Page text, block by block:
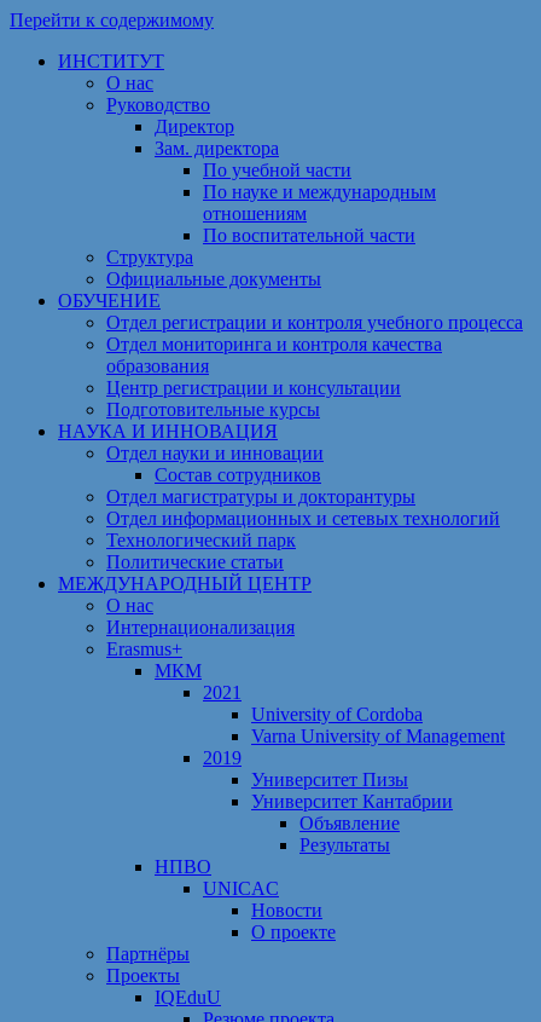
Перейти к содержимому
ИНСТИТУТ
О нас
Руководство
Директор
Зам. директора
По учебной части
По науке и международным
отношениям
По воспитательной части
Структура
Официальные документы
ОБУЧЕНИЕ
Отдел регистрации и контроля учебного процесса
Отдел мониторинга и контроля качества
образования
Центр регистрации и консультации
Подготовительные курсы
НАУКА И ИННОВАЦИЯ
Отдел науки и инновации
Состав сотрудников
Отдел магистратуры и докторантуры
Отдел информационных и сетевых технологий
Технологический парк
Политические статьи
МЕЖДУНАРОДНЫЙ ЦЕНТР
О нас
Интернационализация
Erasmus+
МКМ
2021
University of Cordoba
Varna University of Management
2019
Университет Пизы
Университет Кантабрии
Объявление
Результаты
НПВО
UNICAC
Новости
О проекте
Партнёры
Проекты
IQEduU